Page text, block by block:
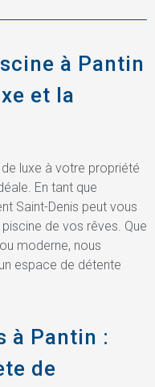
à Pantin
et la
luxe à votre propriété
En tant que
Saint-Denis peut vous
de vos rêves. Que
moderne, nous
espace de détente
à Pantin :
de